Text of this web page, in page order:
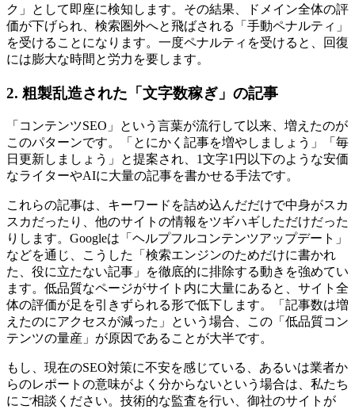
ク」として即座に検知します。その結果、ドメイン全体の評
価が下げられ、検索圏外へと飛ばされる「手動ペナルティ」
を受けることになります。一度ペナルティを受けると、回復
には膨大な時間と労力を要します。
2. 粗製乱造された「文字数稼ぎ」の記事
「コンテンツSEO」という言葉が流行して以来、増えたのが
このパターンです。「とにかく記事を増やしましょう」「毎
日更新しましょう」と提案され、1文字1円以下のような安価
なライターやAIに大量の記事を書かせる手法です。
これらの記事は、キーワードを詰め込んだだけで中身がスカ
スカだったり、他のサイトの情報をツギハギしただけだった
りします。Googleは「ヘルプフルコンテンツアップデート」
などを通じ、こうした「検索エンジンのためだけに書かれ
た、役に立たない記事」を徹底的に排除する動きを強めてい
ます。低品質なページがサイト内に大量にあると、サイト全
体の評価が足を引きずられる形で低下します。「記事数は増
えたのにアクセスが減った」という場合、この「低品質コン
テンツの量産」が原因であることが大半です。
もし、現在のSEO対策に不安を感じている、あるいは業者か
らのレポートの意味がよく分からないという場合は、私たち
にご相談ください。技術的な監査を行い、御社のサイトが